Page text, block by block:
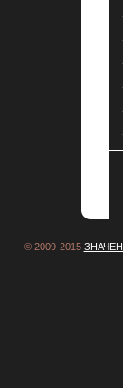
© 2009-2015